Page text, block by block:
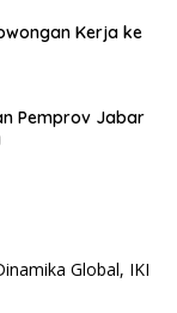
Kerja ke
Pemprov Jabar